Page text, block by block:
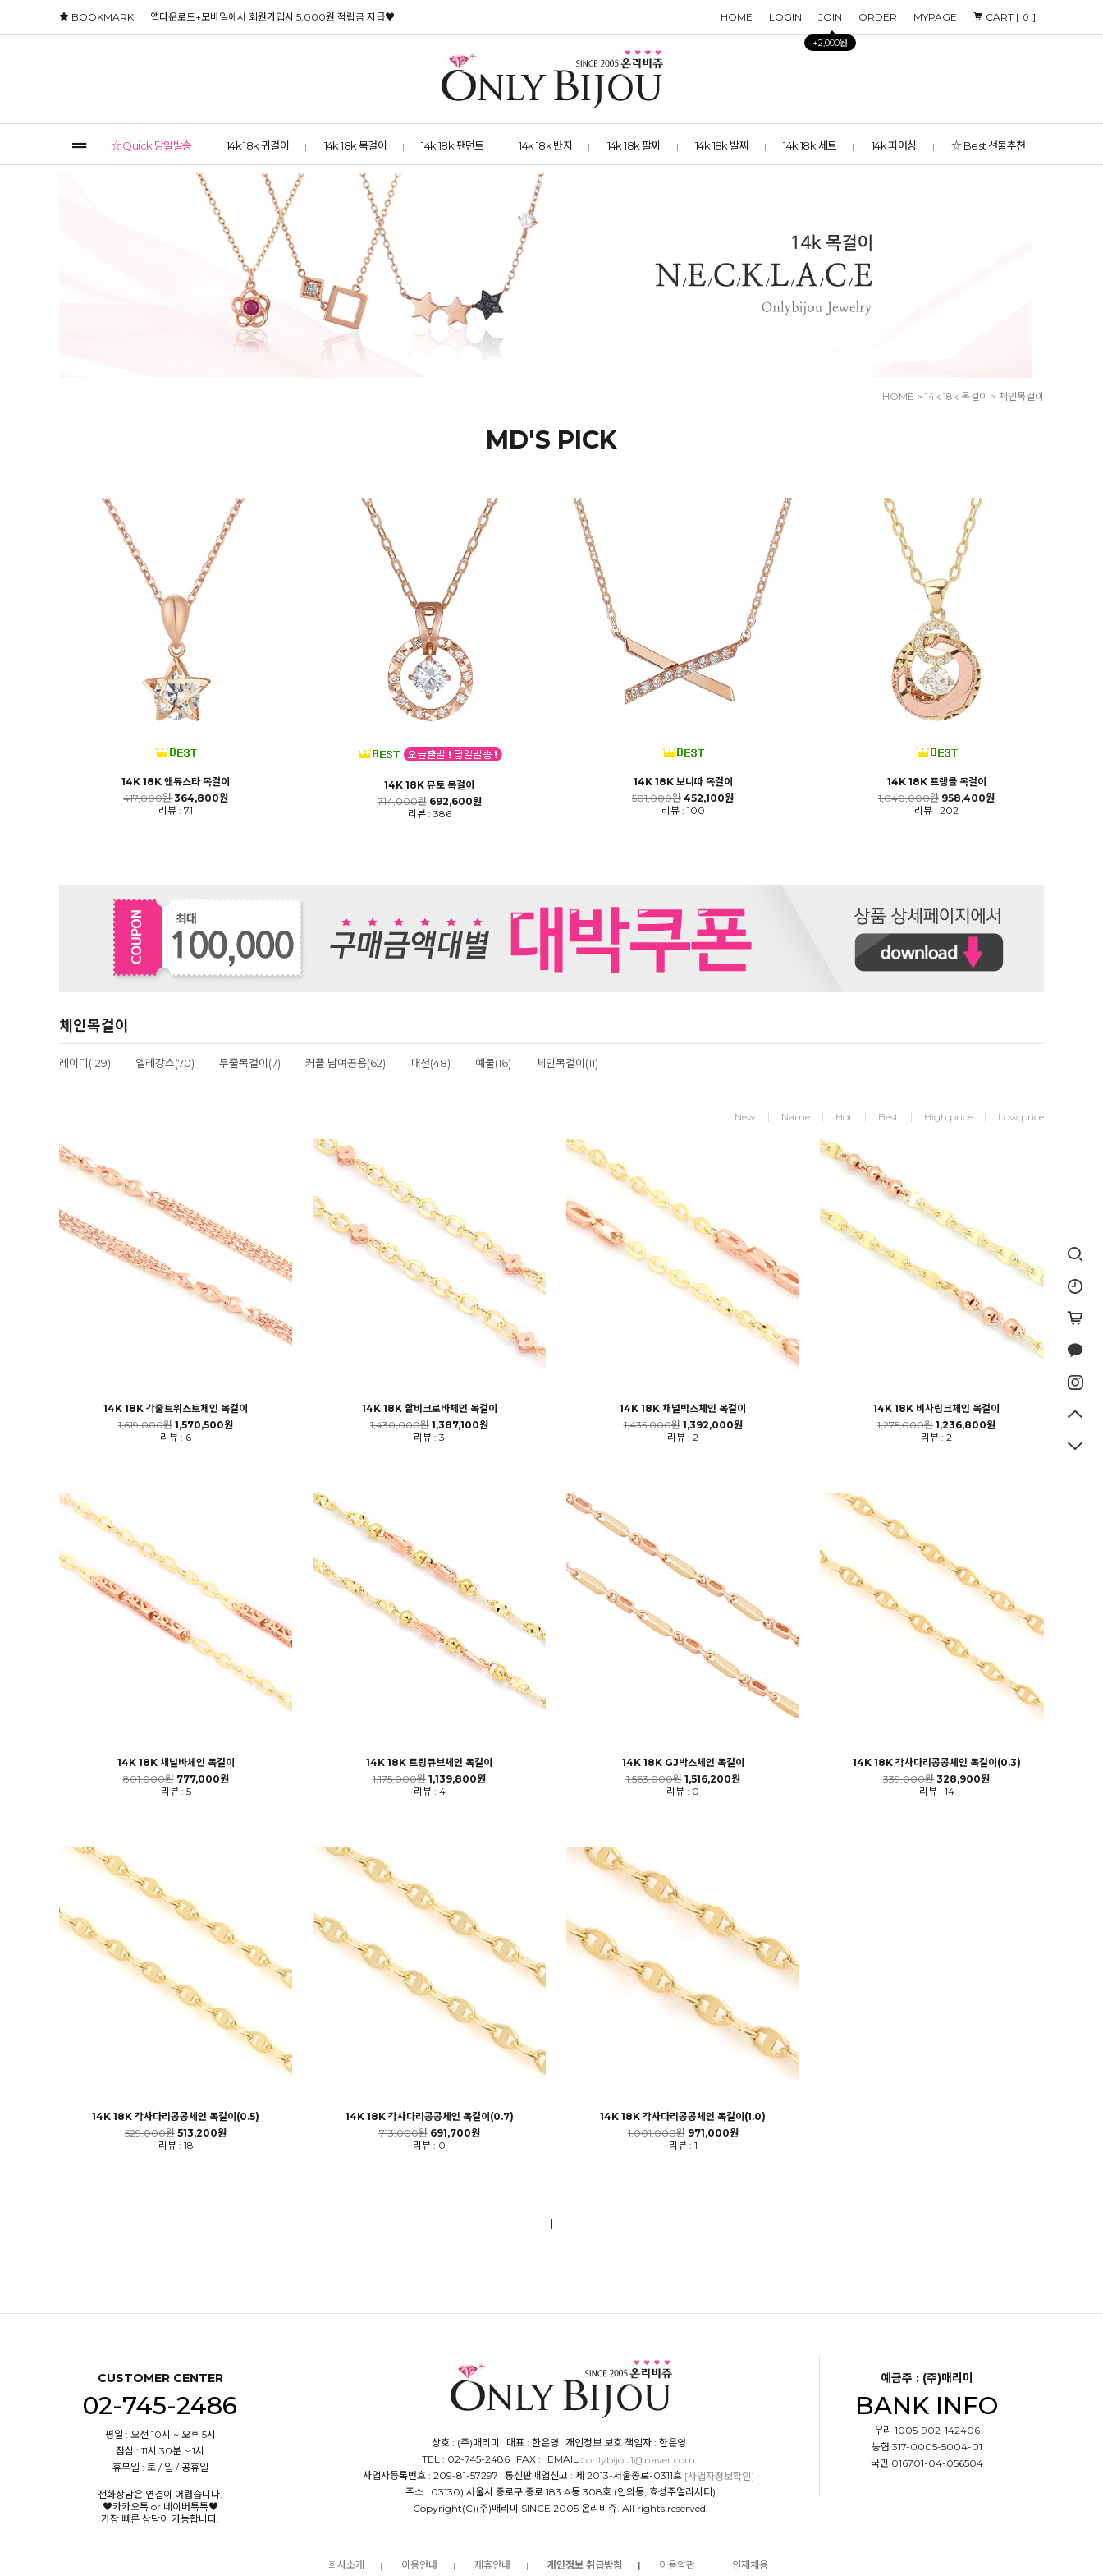
HOME LOGIN JOIN
+2,000원
ORDER MYPAGE CART [ 0 ]
BOOKMARK 앱다운로드+모바일에서 회원가입시 5,000원 적립금 지급♥
☆ Quick 당일발송 14k 18k 귀걸이 14k 18k 목걸이 14k 18k 팬던트 14k 18k 반지 14k 18k 팔찌 14k 18k 발찌 14k 18k 세트 14k 피어싱 ☆ Best 선물추천
HOME > 14k 18k 목걸이 > 체인목걸이
MD'S PICK
14K 18K 앤듀스타 목걸이
417,000원 364,800원
리뷰 : 71
14K 18K 뮤토 목걸이
714,000원 692,600원
리뷰 : 386
14K 18K 보니따 목걸이
501,000원 452,100원
리뷰 : 100
14K 18K 프랭클 목걸이
1,040,000원 958,400원
리뷰 : 202
체인목걸이
레이디(129) 엘레강스(70) 두줄목걸이(7) 커플 남여공용(62) 패션(48) 예물(16) 체인목걸이(11)
New Name Hot Best High price Low price
14K 18K 각줄트위스트체인 목걸이
1,619,000원 1,570,500원
리뷰 : 6
14K 18K 할비크로바체인 목걸이
1,430,000원 1,387,100원
리뷰 : 3
14K 18K 채널박스체인 목걸이
1,435,000원 1,392,000원
리뷰 : 2
14K 18K 비사링크체인 목걸이
1,275,000원 1,236,800원
리뷰 : 2
14K 18K 채널바체인 목걸이
801,000원 777,000원
리뷰 : 5
14K 18K 트링큐브체인 목걸이
1,175,000원 1,139,800원
리뷰 : 4
14K 18K GJ박스체인 목걸이
1,563,000원 1,516,200원
리뷰 : 0
14K 18K 각사다리콩콩체인 목걸이(0.3)
339,000원 328,900원
리뷰 : 14
14K 18K 각사다리콩콩체인 목걸이(0.5)
529,000원 513,200원
리뷰 : 18
14K 18K 각사다리콩콩체인 목걸이(0.7)
713,000원 691,700원
리뷰 : 0
14K 18K 각사다리콩콩체인 목걸이(1.0)
1,001,000원 971,000원
리뷰 : 1
1
CUSTOMER CENTER
02-745-2486
평일 : 오전 10시 ~ 오후 5시
점심 : 11시 30분 ~ 1시
휴무일 : 토 / 일 / 공휴일
전화상담은 연결이 어렵습니다.
♥카카오톡 or 네이버톡톡♥
가장 빠른 상담이 가능합니다.
상호 : (주)매리미 대표 : 한은영 개인정보 보호 책임자 : 한은영
TEL : 02-745-2486 FAX : EMAIL : onlybijou1@naver.com
사업자등록번호 : 209-81-57297 통신판매업신고 : 제 2013-서울종로-0311호 [사업자정보확인]
주소 : 03130) 서울시 종로구 종로 183 A동 308호 (인의동, 효성주얼리시티)
Copyright(C)(주)매리미 SINCE 2005 온리비쥬. All rights reserved.
회사소개 이용안내 제휴안내 개인정보 취급방침 이용약관 인재채용
예금주 : (주)매리미
BANK INFO
우리 1005-902-142406
농협 317-0005-5004-01
국민 016701-04-056504